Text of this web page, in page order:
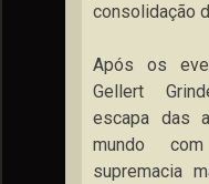
consolidação
Após os
Gellert
escapa das
mundo
supremacia